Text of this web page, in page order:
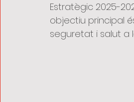
Estratègic 2025-
objectiu principal
seguretat i salut a